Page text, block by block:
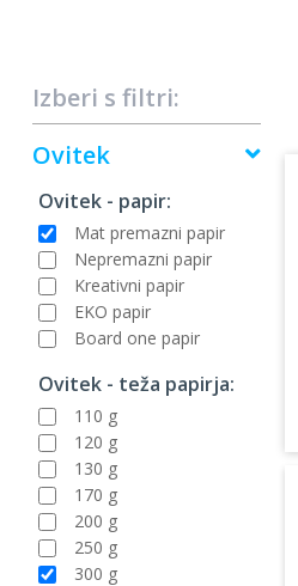
Izberi s filtri:
Ovitek
Ovitek - papir:
Mat premazni papir
Nepremazni papir
Kreativni papir
EKO papir
Board one papir
Ovitek - teža papirja:
110 g
120 g
130 g
170 g
200 g
250 g
300 g